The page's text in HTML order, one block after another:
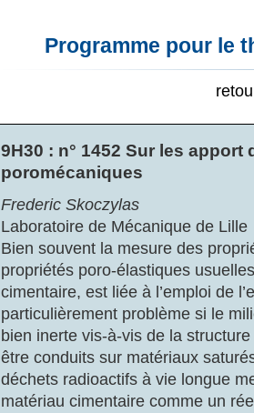
Programme pour le
9H30 : n° 1452 Sur les
poromécaniques
Frederic Skoczylas
Laboratoire de Mécanique de Lille
Bien souvent la mesure des
propriétés poro-élastiques
cimentaire, est liée à l’emploi de
particulièrement problème si le
bien inerte vis-à-vis de la
être conduits sur matériaux
déchets radioactifs à vie longue
matériau cimentaire comme un